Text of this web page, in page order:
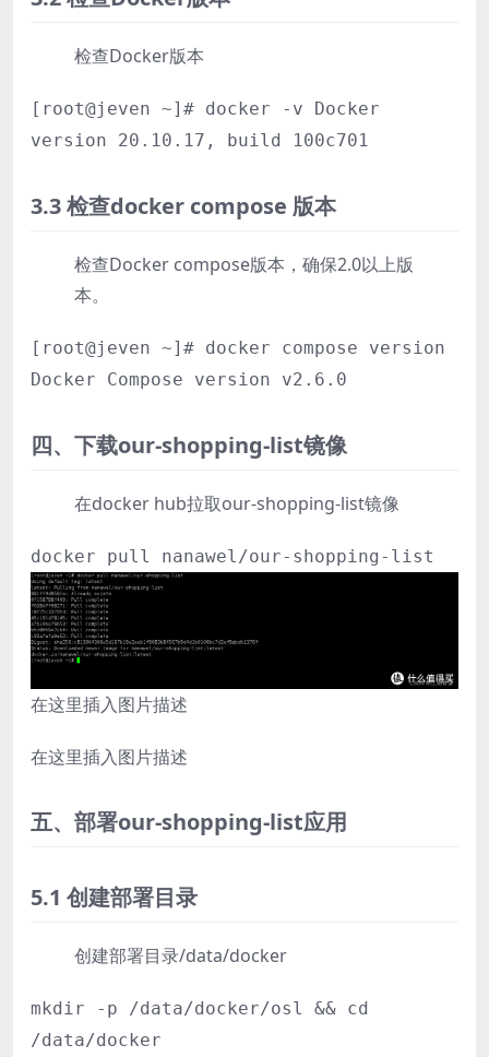
检查Docker版本
[root@jeven ~]# docker -v Docker
version 20.10.17, build 100c701
3.3 检查docker compose 版本
检查Docker compose版本，确保2.0以上版
本。
[root@jeven ~]# docker compose version
Docker Compose version v2.6.0
四、下载our-shopping-list镜像
在docker hub拉取our-shopping-list镜像
docker pull nanawel/our-shopping-list
在这里插入图片描述
在这里插入图片描述
五、部署our-shopping-list应用
5.1 创建部署目录
创建部署目录/data/docker
mkdir -p /data/docker/osl && cd
/data/docker